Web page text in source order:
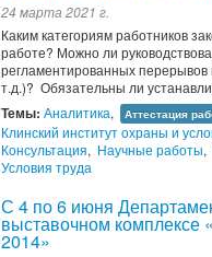
24 марта 2021 г.
Каким категориям работников
работе? Можно ли
регламентированных
т.д.)? Обязательны ли
Темы: Аналитика, Аттестация
Клинский институт охраны и
Консультация, Научные работы,
Условия труда
С 4 по 6 июня
выставочном комплексе
2014»